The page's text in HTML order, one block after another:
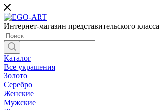
Интернет-магазин представительского класса
Каталог
Все украшения
Золото
Серебро
Женские
Мужские